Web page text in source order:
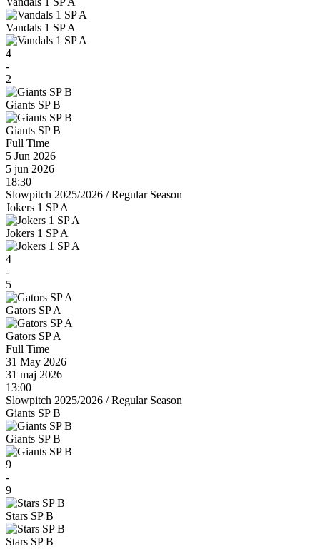
Vandals 1 SP A
4
-
2
Giants SP B
Giants SP B
Full Time
5 Jun 2026
5 jun 2026
18:30
Slowpitch 2025/2026 /Regular Season
Jokers 1 SP A
Jokers 1 SP A
4
-
5
Gators SP A
Gators SP A
Full Time
31 May 2026
31 maj 2026
13:00
Slowpitch 2025/2026 /Regular Season
Giants SP B
Giants SP B
9
-
9
Stars SP B
Stars SP B